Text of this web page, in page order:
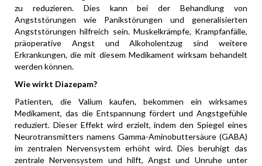
zu reduzieren. Dies kann bei der Behandlung von
Angststörungen wie Panikstörungen und generalisierten
Angststörungen hilfreich sein. Muskelkrämpfe, Krampfanfälle,
präoperative Angst und Alkoholentzug sind weitere
Erkrankungen, die mit diesem Medikament wirksam behandelt
werden können.
Wie wirkt Diazepam?
Patienten, die Valium kaufen, bekommen ein wirksames
Medikament, das die Entspannung fördert und Angstgefühle
reduziert. Dieser Effekt wird erzielt, indem den Spiegel eines
Neurotransmitters namens Gamma-Aminobuttersäure (GABA)
im zentralen Nervensystem erhöht wird. Dies beruhigt das
zentrale Nervensystem und hilft, Angst und Unruhe unter